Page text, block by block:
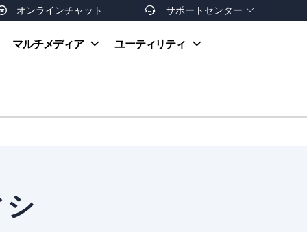
オンラインチャット  サポートセンター 
お支払い方法
マルチメディア ユーティリティ